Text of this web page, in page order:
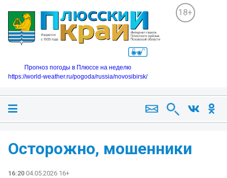
18+
Прогноз погоды в Плюссе на неделю
https://world-weather.ru/pogoda/russia/novosibirsk/
️Осторожно, мошенники️
16:20 04.05.2026 16+